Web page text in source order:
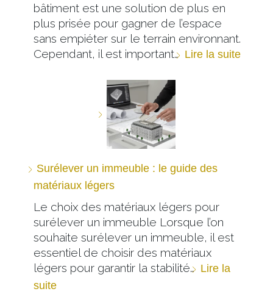
bâtiment est une solution de plus en
plus prisée pour gagner de l’espace
sans empiéter sur le terrain environnant.
Cependant, il est important… Lire la suite
Surélever un immeuble : le guide des
matériaux légers
Le choix des matériaux légers pour
surélever un immeuble Lorsque l’on
souhaite surélever un immeuble, il est
essentiel de choisir des matériaux
légers pour garantir la stabilité… Lire la
suite